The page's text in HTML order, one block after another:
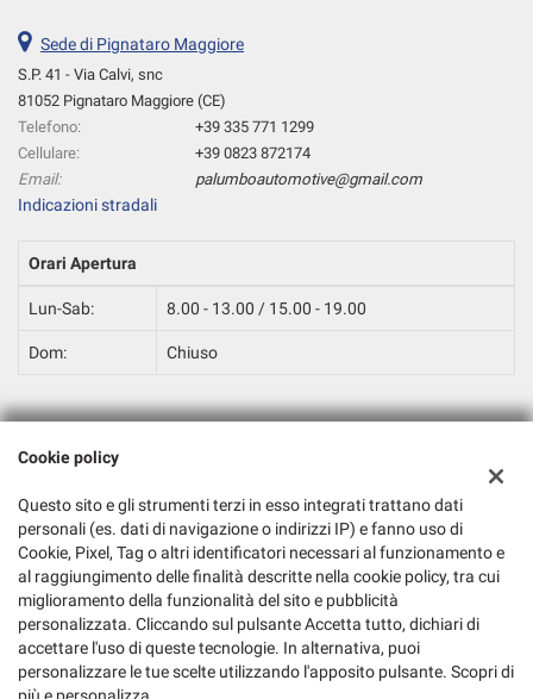
Sede di Pignataro Maggiore
S.P. 41 - Via Calvi, snc
81052 Pignataro Maggiore (CE)
Telefono:
+39 335 771 1299
Cellulare:
+39 0823 872174
Email:
palumboautomotive@gmail.com
Indicazioni stradali
Orari Apertura
Lun-Sab: 8.00 - 13.00 / 15.00 - 19.00
Dom: Chiuso
Dati fiscali:
Palumbo Franco Automotive
S.P. 41 - Via Calvi, snc, Pignataro Maggiore (CE)
C.F/P.IVA:04369500618
Registro delle imprese:CE
Cookie policy
Questo sito e gli strumenti terzi in esso integrati trattano dati
personali (es. dati di navigazione o indirizzi IP) e fanno uso di
Cookie, Pixel, Tag o altri identificatori necessari al funzionamento e
al raggiungimento delle finalità descritte nella cookie policy, tra cui
miglioramento della funzionalità del sito e pubblicità
personalizzata. Cliccando sul pulsante Accetta tutto, dichiari di
accettare l'uso di queste tecnologie. In alternativa, puoi
personalizzare le tue scelte utilizzando l'apposito pulsante. Scopri di